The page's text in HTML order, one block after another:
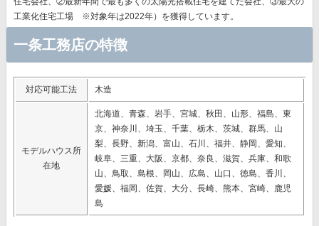
工業化住宅工場 ※対象年は2022年）を獲得しています。
一条工務店の特徴
対応可能工法 木造
モデルハウス所
在地
北海道、青森、岩手、宮城、秋田、山形、福島、東
京、神奈川、埼玉、千葉、栃木、茨城、群馬、山
梨、長野、新潟、富山、石川、福井、静岡、愛知、
岐阜、三重、大阪、京都、奈良、滋賀、兵庫、和歌
山、鳥取、島根、岡山、広島、山口、徳島、香川、
愛媛、福岡、佐賀、大分、長崎、熊本、宮崎、鹿児
島